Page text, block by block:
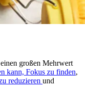
großen Mehrwert
kann, Fokus zu finden,
redu­zie­ren und